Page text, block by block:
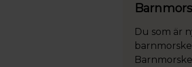
Du som är